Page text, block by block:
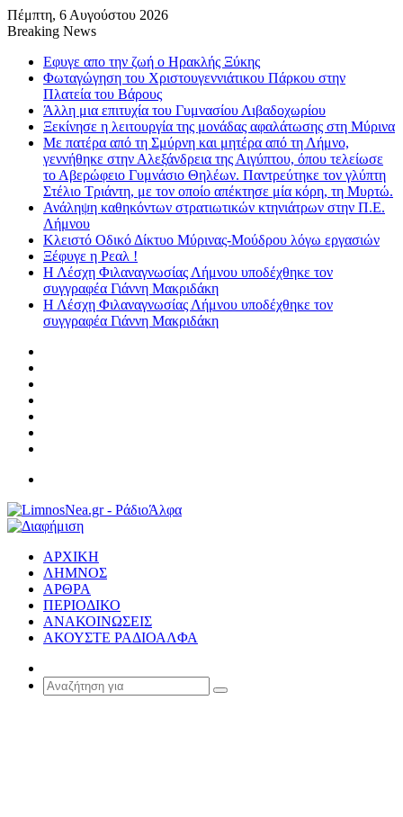
Πέμπτη, 6 Αυγούστου 2026
Breaking News
Εφυγε απο την ζωή o Ηρακλής Ξύκης
Φωταγώγηση του Χριστουγεννιάτικου Πάρκου στην
Πλατεία του Βάρους
Άλλη μια επιτυχία του Γυμνασίου Λιβαδοχωρίου
Ξεκίνησε η λειτουργία της μονάδας αφαλάτωσης στη Μύρινα
Με πατέρα από τη Σμύρνη και μητέρα από τη Λήμνο,
γεννήθηκε στην Αλεξάνδρεια της Αιγύπτου, όπου τελείωσε
το Αβερώφειο Γυμνάσιο Θηλέων. Παντρεύτηκε τον γλύπτη
Στέλιο Τριάντη, με τον οποίο απέκτησε μία κόρη, τη Μυρτώ.
Ανάληψη καθηκόντων στρατιωτικών κτηνιάτρων στην Π.Ε.
Λήμνου
Κλειστό Οδικό Δίκτυο Μύρινας-Μούδρου λόγω εργασιών
Ξέφυγε η Ρεαλ !
Η Λέσχη Φιλαναγνωσίας Λήμνου υποδέχθηκε τον
συγγραφέα Γιάννη Μακριδάκη
Η Λέσχη Φιλαναγνωσίας Λήμνου υποδέχθηκε τον
συγγραφέα Γιάννη Μακριδάκη
ΑΡΧΙΚΗ
ΛΗΜΝΟΣ
ΑΡΘΡΑ
ΠΕΡΙΟΔΙΚΟ
ΑΝΑΚΟΙΝΩΣΕΙΣ
ΑΚΟΥΣΤΕ ΡΑΔΙΟΑΛΦΑ
Article
Αναζήτηση